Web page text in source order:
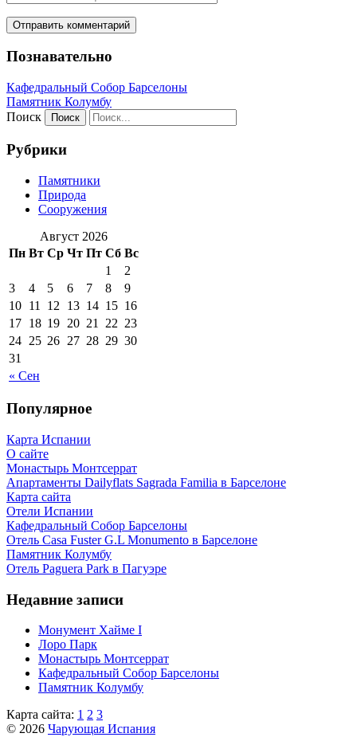
Познавательно
Кафeдрaльный Собор Барселоны
Пaмятник Колумбу
Поиск
Рубрики
Памятники
Природа
Сооружения
Август 2026
Пн Вт Ср Чт Пт Сб Вс
« Сен
1
2
3
4 5 6 7 8
9
10 11 12 13 14 15 16
17 18 19 20 21 22 23
24 25 26 27 28 29 30
31
Популярное
Карта Испании
О сайте
Монастырь Монтсеррат
Апартаменты Dailyflats Sagrada Familia в Барселоне
Карта сайта
Отели Испании
Кафeдрaльный Собор Барселоны
Отель Casa Fuster G.L Monumento в Барселоне
Пaмятник Колумбу
Отель Paguera Park в Пагуэре
Недавние записи
Монумент Хайме I
Лоро Парк
Монастырь Монтсеррат
Кафeдрaльный Собор Барселоны
Пaмятник Колумбу
Карта сайта: 1 2 3
© 2026 Чарующая Испания